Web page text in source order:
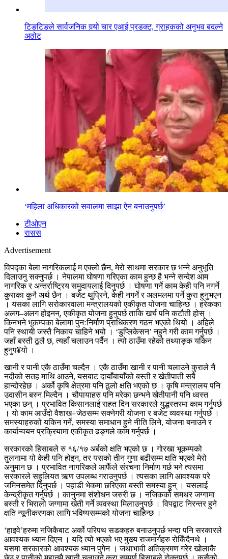
टिङटिङले सार्वजनिक गर्‍यो चार एआई प्रडक्ट, ग्राहकको अनुभव बदल्ने
अठोट
‘महिला अधिकारको सवालमा साझा ऐन बनाउनुपर्छ’
टीओएन
रासस
Advertisement
विपद्का बेला नागरिकलाई म एक्लो छैन, मेरो साथमा सरकार छ भन्ने अनुभूति
दिलाउनु सक्नुपर्छ । नेपालमा घोषणा गरिएका काम हुन्छ है भन्ने सन्देश आम
नागरिक र अन्तर्राष्ट्रिय समुदायलाई दिनुपर्छ । घोषणा गर्ने काम केही पनि नगर्ने
कुराका कुनै अर्थ छैन । बजेट थुप्रिने, केही नगर्ने र अलमलमा पर्ने कुरा हुनुभएन
। यसका लागि सरोकारवाला मन्त्रालयको एकीकृत योजना चाहिन्छ । हरेकका
अलग–अलग होइनन्, एकीकृत योजना हुनुपर्छ ताकि खर्च पनि कटौती होस् ।
किनभने भूकम्पका बेलामा पुनःनिर्माण प्राधिकरण गठन भएको थियो । अहिले
पनि स्थायी जस्तै निकाय चाहिने भयो । ‘डुप्लिकेसन’ नहुने गरी काम गर्नुपर्छ ।
जहाँ बस्ती ठूलै छ, त्यहाँ चलाउन पर्दैन । त्यो ठाउँमा रहेको तथ्याङ्क यकिन
हुनुप¥यो ।
खानी र पानी एकै ठाउँमा चल्दैन । एकै ठाउँमा खानी र पानी चलाउने कुराले नै
नदीको सतह माथि आउने, यसबाट दायाँबायाँको बस्ती र खेतीपाती सबै
हान्दोरहेछ । अर्को कृषि क्षेत्रमा पनि ठूलो क्षति भएको छ । कृषि मन्त्रालय पनि
उदासीन बस्न मिल्दैन । चौपायाहरु पनि मरेका छन्भने खेतीपानी पनि ध्वस्त
भएका छन् । प्रभावित किसानलाई राहत दिन सरकारले युद्धस्तरमा काम गर्नुपर्छ
। यो काम आउँदो वैशाख÷जेठसम्म सक्नेगरी योजना र बजेट व्यवस्था गर्नुपर्छ ।
समस्याहरुको यकिन गर्ने, समस्या समाधान हुने नीति लिने, योजना बनाउने र
कार्यान्वयन प्रक्रियामा एकीकृत ढङ्गले काम गर्नुपर्छ ।
सरकारको हिसाबले रु १६/१७ अर्बको क्षति भएको छ । गोरखा भूकम्पको
तुलनामा यो केही पनि होइन, तर यसको तीन गुणा बढीसम्म क्षति भएको मेरो
अनुमान छ । प्रभावित नागरिकले आफैँले संरचना निर्माण गर्छ भने त्यसमा
सरकारले सहुलियत ऋण उपलब्ध गराउनुपर्छ । त्यसका लागि आवश्यक परे
जमिनसमेत दिनुपर्छ । पहाडी भेकमा छरिएका बस्ती समस्या हुन् । यसलाई
केन्द्रीकृत गर्नुपर्छ । कानुनमा संशोधन जरुरी छ । नजिकको समथर जग्गामा
बस्ती र भिरालो जग्गामा खेती गर्ने व्यवस्था मिलाउनुपर्छ । विपद्बाट निरन्तर हुने
क्षति न्यूनीकरणका लागि भविष्यसम्मको योजना चाहिन्छ ।
‘हाइवे’हरुमा नजिकैबाट अर्को परिपथ सडकहरु बनाउनुपर्छ भन्दा पनि सरकारले
आवश्यक ध्यान दिएन । यदि त्यो भएको भए मुख्य राजमार्गहरु रोकिँदैनथे ।
यसमा सरकारको आवश्यक ध्यान पुगेन । जथाभावी अतिक्रमण गरेर खोलाकै